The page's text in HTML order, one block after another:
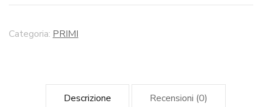
Categoria: PRIMI
Descrizione Recensioni (0)